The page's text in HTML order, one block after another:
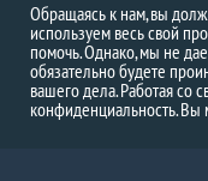
Обращаясь к нам, вы
используем весь свой
помочь. Однако, мы не
обязательно будете
вашего дела. Работая
конфиденциальность. Вы